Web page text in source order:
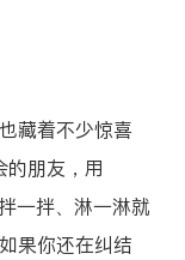
藏着不少惊喜
朋友，用
一拌、淋一淋就
果你还在纠结